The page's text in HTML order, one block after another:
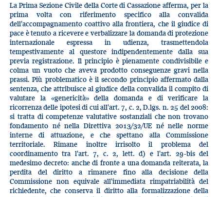
La Prima Sezione Civile della Corte di Cassazione afferma, per la
prima volta con riferimento specifico alla convalida
dell'accompagnamento coattivo alla frontiera, che il giudice di
pace è tenuto a ricevere e verbalizzare la domanda di protezione
internazionale espressa in udienza, trasmettendola
tempestivamente al questore indipendentemente dalla sua
previa registrazione. Il principio è pienamente condivisibile e
colma un vuoto che aveva prodotto conseguenze gravi nella
prassi. Più problematico è il secondo principio affermato dalla
sentenza, che attribuisce al giudice della convalida il compito di
valutare la «genericità» della domanda e di verificare la
ricorrenza delle ipotesi di cui all'art. 7, c. 2, D.lgs. n. 25 del 2008:
si tratta di competenze valutative sostanziali che non trovano
fondamento né nella Direttiva 2013/32/UE né nelle norme
interne di attuazione, e che spettano alla Commissione
territoriale. Rimane inoltre irrisolto il problema del
coordinamento tra l'art. 7, c. 2, lett. d) e l'art. 29-bis del
medesimo decreto: anche di fronte a una domanda reiterata, la
perdita del diritto a rimanere fino alla decisione della
Commissione non equivale all'immediata rimpatriabilità del
richiedente, che conserva il diritto alla formalizzazione della